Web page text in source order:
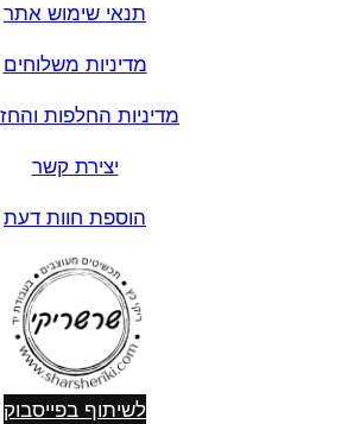
תנאי שימוש אתר
מדיניות משלוחים
מדיניות החלפות
יצירת קשר
הוספת חוות דעת
לשיתוף בפייסבוק